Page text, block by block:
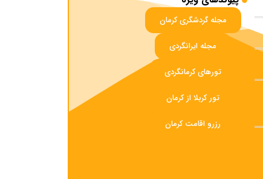
مجله گردشگری کرمان
مجله ایرانگردی
تورهای کرمانگردی
تور کربلا از کرمان
رزرو اقامت کرمان